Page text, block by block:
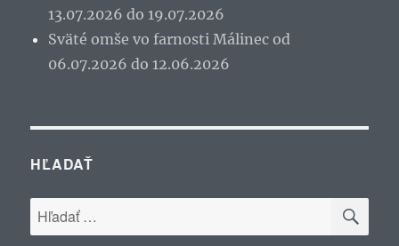
13.07.2026 do 19.07.2026
Sväté omše vo farnosti Málinec od
06.07.2026 do 12.06.2026
HĽADAŤ
Hľadať: